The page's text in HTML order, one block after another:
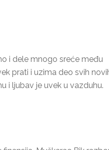
i dele mnogo sreće među
prati i uzima deo svih
i ljubav je uvek u vazduhu.